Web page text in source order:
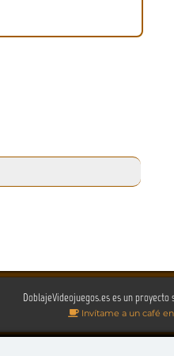
DoblajeVideojuegos.es es un
Invítame a un café